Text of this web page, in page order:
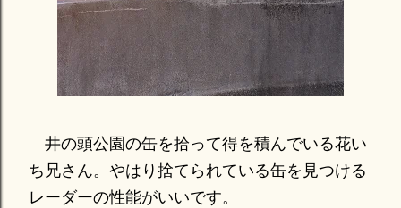
井の頭公園の缶を拾って得を積んでいる花い
ち兄さん。やはり捨てられている缶を見つける
レーダーの性能がいいです。